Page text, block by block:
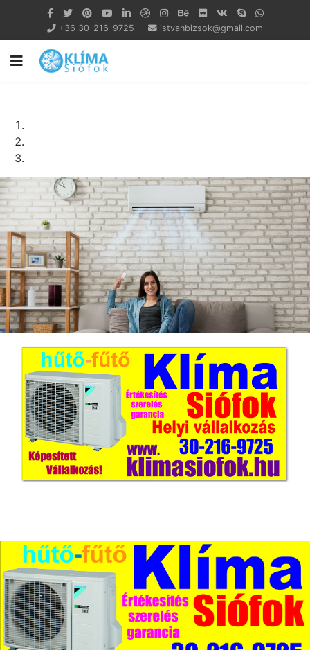
+36 30-216-9725 istvanbizsok@gmail.com